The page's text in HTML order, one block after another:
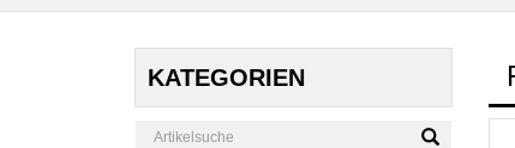
KATEGORIEN